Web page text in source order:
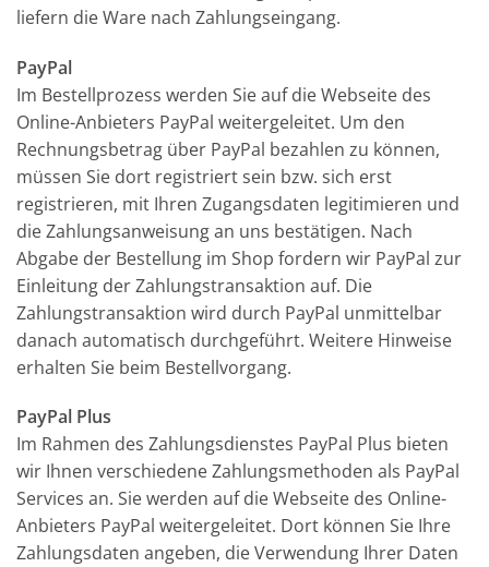
liefern die Ware nach Zahlungseingang.
PayPal
Im Bestellprozess werden Sie auf die Webseite des
Online-Anbieters PayPal weitergeleitet. Um den
Rechnungsbetrag über PayPal bezahlen zu können,
müssen Sie dort registriert sein bzw. sich erst
registrieren, mit Ihren Zugangsdaten legitimieren und
die Zahlungsanweisung an uns bestätigen. Nach
Abgabe der Bestellung im Shop fordern wir PayPal zur
Einleitung der Zahlungstransaktion auf. Die
Zahlungstransaktion wird durch PayPal unmittelbar
danach automatisch durchgeführt. Weitere Hinweise
erhalten Sie beim Bestellvorgang.
PayPal Plus
Im Rahmen des Zahlungsdienstes PayPal Plus bieten
wir Ihnen verschiedene Zahlungsmethoden als PayPal
Services an. Sie werden auf die Webseite des Online-
Anbieters PayPal weitergeleitet. Dort können Sie Ihre
Zahlungsdaten angeben, die Verwendung Ihrer Daten